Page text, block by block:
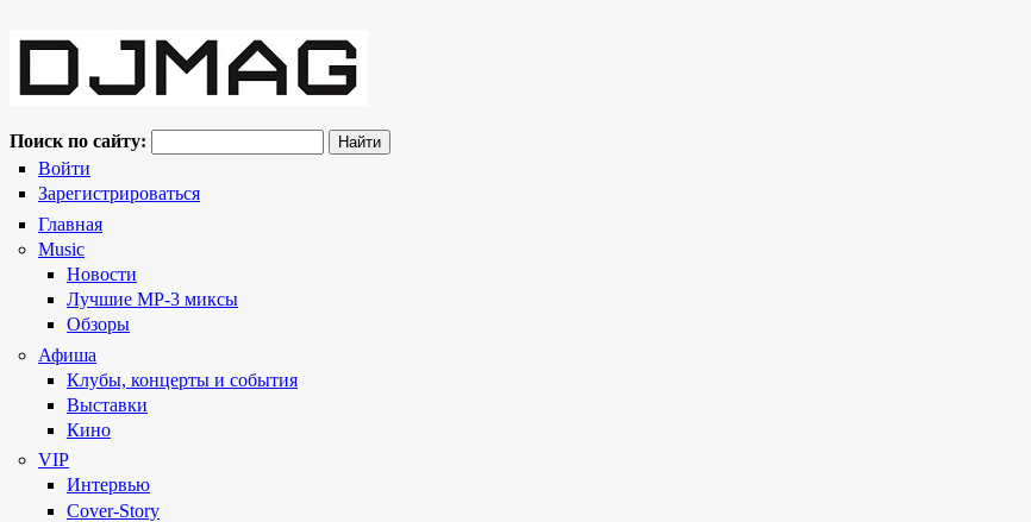
Поиск по сайту:
Войти
Зарегистрироваться
Главная
Music
Новости
Лучшие MP-3 миксы
Обзоры
Афиша
Клубы, концерты и события
Выставки
Кино
VIP
Интервью
Cover-Story